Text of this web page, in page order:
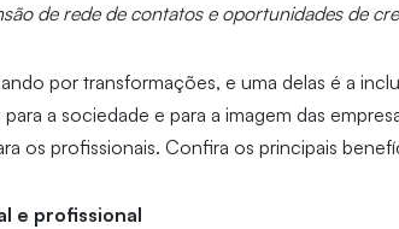
de rede de contatos e oportunidades de
por transformações, e uma delas é a
a sociedade e para a imagem das
os profissionais. Confira os principais
e profissional